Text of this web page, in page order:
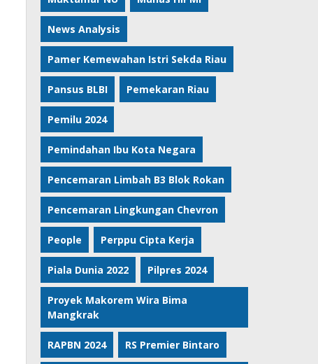
News Analysis
Pamer Kemewahan Istri Sekda Riau
Pansus BLBI Pemekaran Riau
Pemilu 2024
Pemindahan Ibu Kota Negara
Pencemaran Limbah B3 Blok Rokan
Pencemaran Lingkungan Chevron
People Perppu Cipta Kerja
Piala Dunia 2022 Pilpres 2024
Proyek Makorem Wira Bima
Mangkrak
RAPBN 2024 RS Premier Bintaro